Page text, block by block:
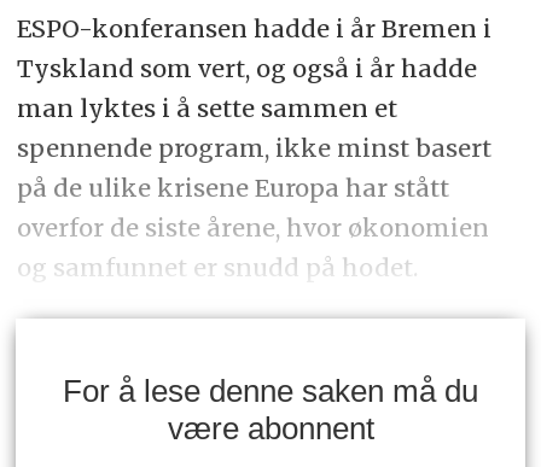
ESPO-konferansen hadde i år Bremen i
Tyskland som vert, og også i år hadde
man lyktes i å sette sammen et
spennende program, ikke minst basert
på de ulike krisene Europa har stått
overfor de siste årene, hvor økonomien
og samfunnet er snudd på hodet.
For å lese denne saken må du
være abonnent